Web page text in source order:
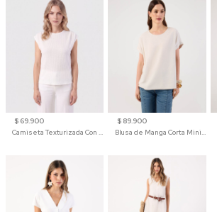
$ 69.900
Camiseta Texturizada Con Hombro Caído Para Mujer
$ 89.900
Blusa de Manga Corta Minimalista para Mujer